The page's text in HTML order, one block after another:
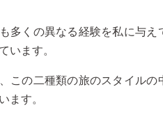
多くの異なる経験を私に与
います。
この二種類の旅のスタイル
ます。